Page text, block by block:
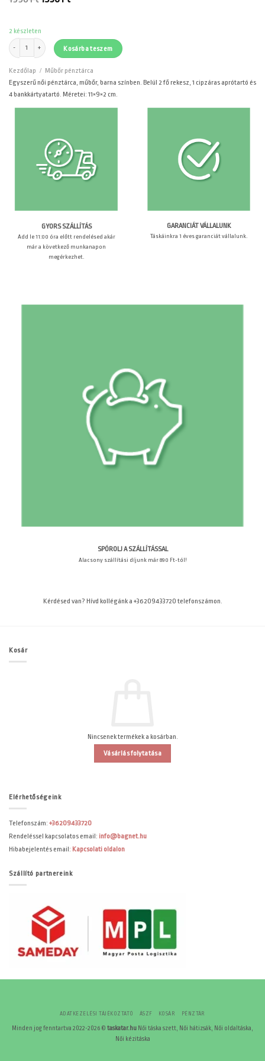
1990 Ft.
2 készleten
Egyszerű női pénztárca, műbőr, barna mennyiség
Kosárba teszem
Kezdőlap / Műbőr pénztárca
Egyszerű női pénztárca, műbőr, barna színben. Belül 2 fő rekesz, 1 cipzáras aprótartó és
4 bankkártyatartó. Méretei: 11×9×2 cm.
GYORS SZÁLLÍTÁS
Add le 11:00 óra előtt rendelésed akár
már a következő munkanapon
megérkezhet.
GARANCIÁT VÁLLALUNK
Táskáinkra 1 éves garanciát vállalunk.
SPÓROLJ A SZÁLLÍTÁSSAL
Alacsony szállítási díjunk már 890 Ft-tól!
Kérdésed van? Hívd kollégánk a +36209433720 telefonszámon.
Kosár
Nincsenek termékek a kosárban.
Vásárlás folytatása
Elérhetőségeink
Telefonszám: +36209433720
Rendeléssel kapcsolatos email: info@bagnet.hu
Hibabejelentés email: Kapcsolati oldalon
Szállító partnereink
ADATKEZELÉSI TÁJÉKOZTATÓ ÁSZF KOSÁR PÉNZTÁR
Minden jog fenntartva 2022-2026 © taskatar.hu Női táska szett, Női hátizsák, Női oldaltáska,
Női kézitáska